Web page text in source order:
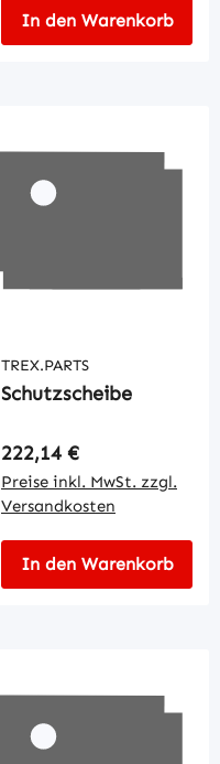
In den Warenkorb
TREX.PARTS
Schutzscheibe
Regulärer Preis:
222,14 €
Preise inkl. MwSt. zzgl.
Versandkosten
In den Warenkorb